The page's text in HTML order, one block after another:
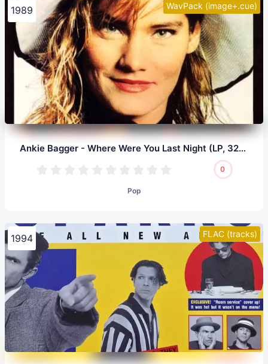
WavPack (image+.cue)
1989
Ankie Bagger - Where Were You Last Night (LP, 32/192.0)
0
Pop
FLAC (tracks)
1994